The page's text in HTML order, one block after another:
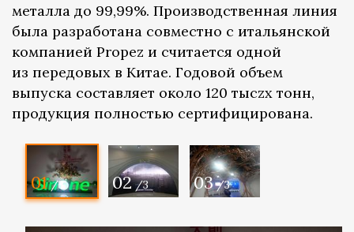
металла до 99,99%. Производственная линия
была разработана совместно с итальянской
компанией Propez и считается одной
из передовых в Китае. Годовой объем
выпуска составляет около 120 тысzx тонн,
продукция полностью сертифицирована.
01 /3 02 /3 03 /3